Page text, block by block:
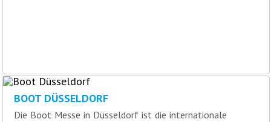
BOOT DÜSSELDORF
Die Boot Messe in Düsseldorf ist die internationale